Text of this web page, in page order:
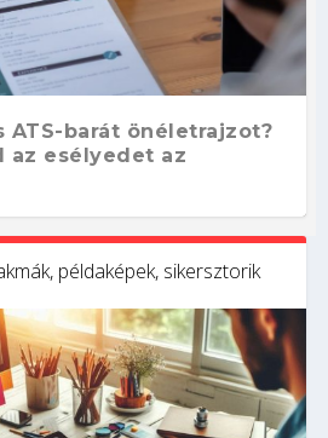
ATS-barát önéletrajzot?
az esélyedet az
példaképek, sikersztorik